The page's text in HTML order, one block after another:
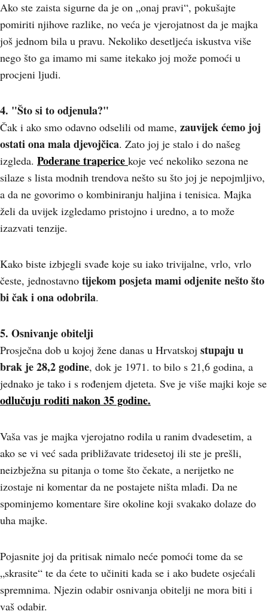
Ako ste zaista sigurne da je on „onaj pravi“, pokušajte
pomiriti njihove razlike, no veća je vjerojatnost da je majka
još jednom bila u pravu. Nekoliko desetljeća iskustva više
nego što ga imamo mi same itekako joj može pomoći u
procjeni ljudi.
4. "Što si to odjenula?"
Čak i ako smo odavno odselili od mame, zauvijek ćemo joj
ostati ona mala djevojčica. Zato joj je stalo i do našeg
izgleda. Poderane traperice koje već nekoliko sezona ne
silaze s lista modnih trendova nešto su što joj je nepojmljivo,
a da ne govorimo o kombiniranju haljina i tenisica. Majka
želi da uvijek izgledamo pristojno i uredno, a to može
izazvati tenzije.
Kako biste izbjegli svađe koje su iako trivijalne, vrlo, vrlo
česte, jednostavno tijekom posjeta mami odjenite nešto što
bi čak i ona odobrila.
5. Osnivanje obitelji
Prosječna dob u kojoj žene danas u Hrvatskoj stupaju u
brak je 28,2 godine, dok je 1971. to bilo s 21,6 godina, a
jednako je tako i s rođenjem djeteta. Sve je više majki koje se
odlučuju roditi nakon 35 godine.
Vaša vas je majka vjerojatno rodila u ranim dvadesetim, a
ako se vi već sada približavate tridesetoj ili ste je prešli,
neizbježna su pitanja o tome što čekate, a nerijetko ne
izostaje ni komentar da ne postajete ništa mlađi. Da ne
spominjemo komentare šire okoline koji svakako dolaze do
uha majke.
Pojasnite joj da pritisak nimalo neće pomoći tome da se
„skrasite“ te da ćete to učiniti kada se i ako budete osjećali
spremnima. Njezin odabir osnivanja obitelji ne mora biti i
vaš odabir.